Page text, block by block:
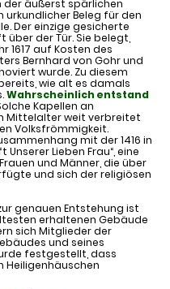
der äußerst spärlichen
urkundlicher Beleg für den
Der einzige gesicherte
der Tür. Sie belegt,
1617 auf Kosten des
Bernhard von Gohr und
wurde. Zu diesem
wie alt es damals
Wahrscheinlich entstand
Kapellen an
Mittelalter weit verbreitet
Volksfrömmigkeit.
mit der 1416 in
Lieben Frau“, eine
und Männer, die über
und sich der religiösen
genauen Entstehung ist
erhaltenen Gebäude
sich Mitglieder der
und seines
festgestellt, dass
Heiligenhäuschen